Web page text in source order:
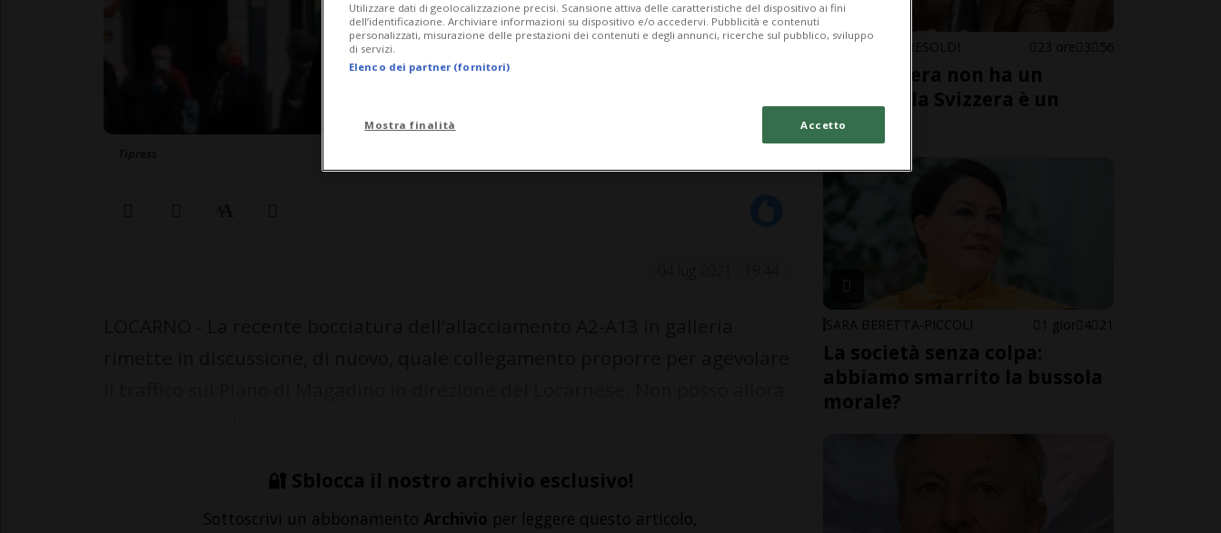
🔐 Sblocca il nostro archivio esclusivo!
Sottoscrivi un abbonamento Archivio per leggere questo articolo,
CHRISTIAN TRESOLDI 23 ore 3 56
«La Svizzera non ha un
esercito, la Svizzera è un
esercito»
SARA BERETTA-PICCOLI 1 gior 4 21
La società senza colpa:
abbiamo smarrito la bussola
morale?
Utilizzare dati di geolocalizzazione precisi. Scansione attiva delle caratteristiche del dispositivo ai fini
dell’identificazione. Archiviare informazioni su dispositivo e/o accedervi. Pubblicità e contenuti
personalizzati, misurazione delle prestazioni dei contenuti e degli annunci, ricerche sul pubblico, sviluppo
di servizi.
Elenco dei partner (fornitori)
Mostra finalità Accetto